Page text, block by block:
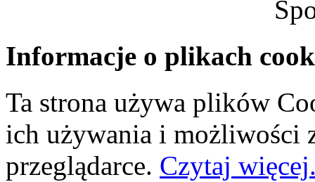
Informacje o plikach
Ta strona używa plików
ich używania i możliwości
przeglądarce. Czytaj